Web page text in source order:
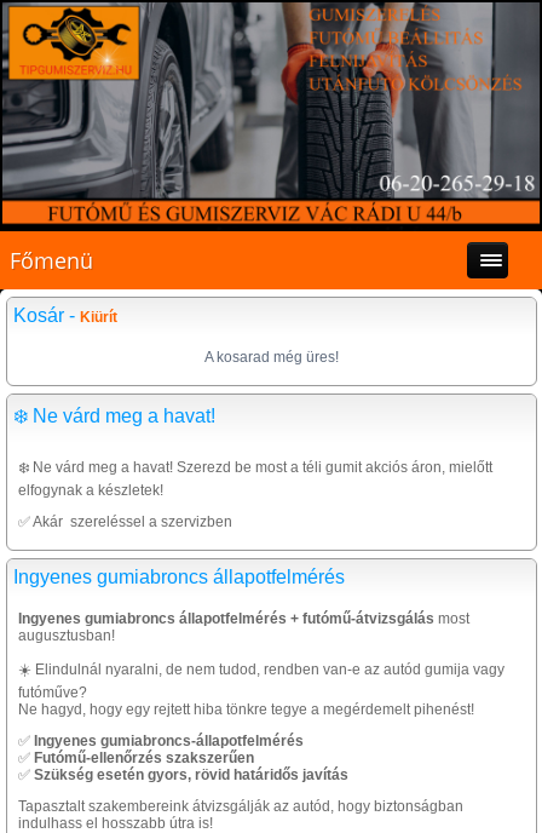
Főmenü
Kosár - Kiürít
A kosarad még üres!
❄️ Ne várd meg a havat!
❄️ Ne várd meg a havat! Szerezd be most a téli gumit akciós áron, mielőtt
elfogynak a készletek!
✅ Akár szereléssel a szervizben
Ingyenes gumiabroncs állapotfelmérés
Ingyenes gumiabroncs állapotfelmérés + futómű-átvizsgálás most
augusztusban!
☀️ Elindulnál nyaralni, de nem tudod, rendben van-e az autód gumija vagy
futóműve?
Ne hagyd, hogy egy rejtett hiba tönkre tegye a megérdemelt pihenést!
✅ Ingyenes gumiabroncs-állapotfelmérés
✅ Futómű-ellenőrzés szakszerűen
✅ Szükség esetén gyors, rövid határidős javítás
Tapasztalt szakembereink átvizsgálják az autód, hogy biztonságban
indulhass el hosszabb útra is!